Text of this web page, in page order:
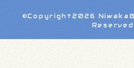
©Copyright2026